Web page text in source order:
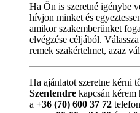
Ha Ön is szeretné igénybe
hívjon minket és
amikor szakemberünket
elvégzése céljából.
remek szakértelmet, azaz
Ha ajánlatot szeretne kérni
Szentendre kapcsán
a +36 (70) 600 37 72